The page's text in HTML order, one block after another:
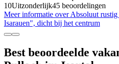
10Uitzonderlijk45 beoordelingen
Meer informatie over Absoluut
Isarauen", dicht bij het centrum
Best beoordeelde